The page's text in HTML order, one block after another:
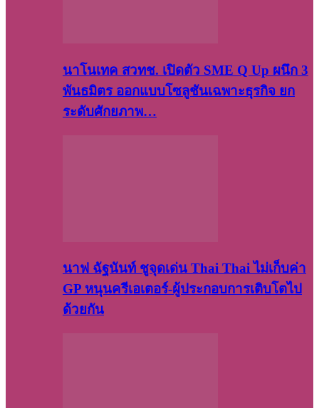
นาโนเทค สวทช. เปิดตัว SME Q Up ผนึก 3
พันธมิตร ออกแบบโซลูชันเฉพาะธุรกิจ ยก
ระดับศักยภาพ…
นาฟ ฉัฐนันท์ ชูจุดเด่น Thai Thai ไม่เก็บค่า
GP หนุนครีเอเตอร์-ผู้ประกอบการเติบโตไป
ด้วยกัน